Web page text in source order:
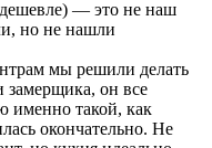
— это не наш
но не нашли
мы решили делать
замерщика, он все
именно такой, как
окончательно. Не